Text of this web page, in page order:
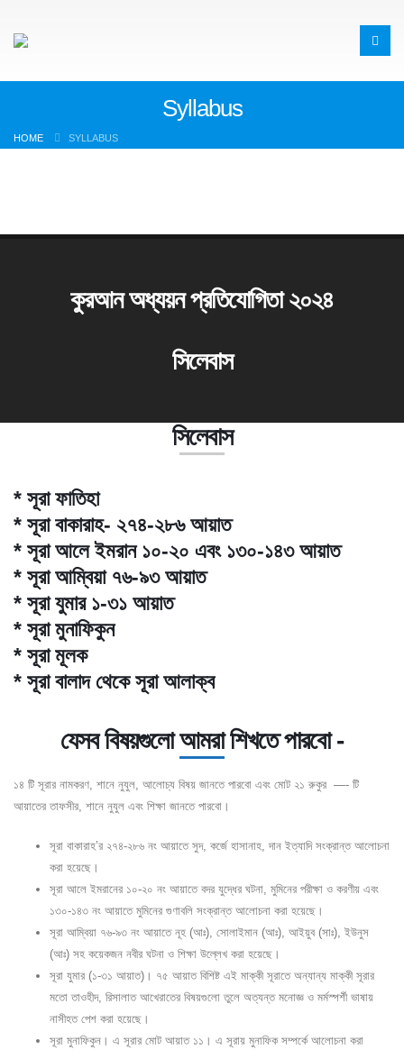
Syllabus
HOME SYLLABUS
কুরআন অধ্যয়ন প্রতিযোগিতা ২০২৪
সিলেবাস
সিলেবাস
* সূরা ফাতিহা
* সূরা বাকারাহ- ২৭৪-২৮৬ আয়াত
* সূরা আলে ইমরান ১০-২০ এবং ১৩০-১৪৩ আয়াত
* সূরা আম্বিয়া ৭৬-৯৩ আয়াত
* সূরা যুমার ১-৩১ আয়াত
* সূরা মুনাফিকুন
* সূরা মূলক
* সূরা বালাদ থেকে সূরা আলাক্ব
যেসব বিষয়গুলো আমরা শিখতে পারবো -
১৪ টি সূরার নামকরণ, শানে নুযুল, আলোচ্য বিষয় জানতে পারবো এবং মোট ২১ রুকুর —- টি
আয়াতের তাফসীর, শানে নুযুল এবং শিক্ষা জানতে পারবো।
সূরা বাকারাহ’র ২৭৪-২৮৬ নং আয়াতে সুদ, কর্জে হাসানাহ, দান ইত্যাদি সংক্রান্ত আলোচনা
করা হয়েছে।
সূরা আলে ইমরানের ১০-২০ নং আয়াতে বদর যুদ্ধের ঘটনা, মুমিনের পরীক্ষা ও করণীয় এবং
১৩০-১৪৩ নং আয়াতে মুমিনের গুণাবলি সংক্রান্ত আলোচনা করা হয়েছে।
সূরা আম্বিয়া ৭৬-৯৩ নং আয়াতে নূহ (আঃ), সোলাইমান (আঃ), আইয়ুব (সাঃ), ইউনুস
(আঃ) সহ কয়েকজন নবীর ঘটনা ও শিক্ষা উল্লেখ করা হয়েছে।
সূরা যুমার (১-৩১ আয়াত)। ৭৫ আয়াত বিশিষ্ট এই মাক্কী সূরাতে অন্যান্য মাক্কী সূরার
মতো তাওহীদ, রিসালাত আখেরাতের বিষয়গুলো তুলে অত্যন্ত মনোজ্ঞ ও মর্মস্পর্শী ভাষায়
নাসীহত পেশ করা হয়েছে।
সূরা মুনাফিকুন। এ সূরার মোট আয়াত ১১। এ সূরায় মুনাফিক সম্পর্কে আলোচনা করা